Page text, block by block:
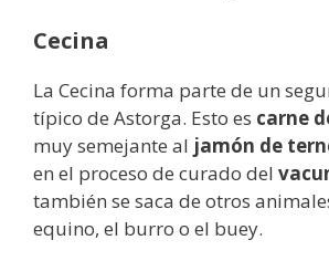
Cecina
La Cecina forma parte de un
típico de Astorga. Esto es carne
muy semejante al jamón de
en el proceso de curado del
también se saca de otros
equino, el burro o el buey.